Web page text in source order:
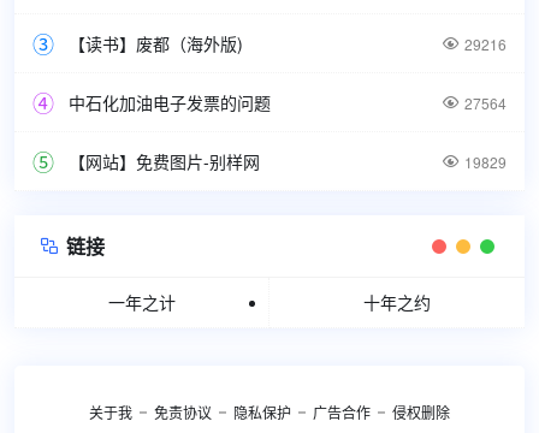
【读书】废都（海外版)  29216
中石化加油电子发票的问题  27564
【网站】免费图片-别样网  19829
 链接
一年之计 十年之约
关于我 免责协议 隐私保护 广告合作 侵权删除